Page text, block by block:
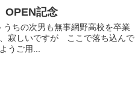
OPEN記念
ちの次男も無事網野高校を卒業
寂しいですが ここで落ち込んで
うご用...